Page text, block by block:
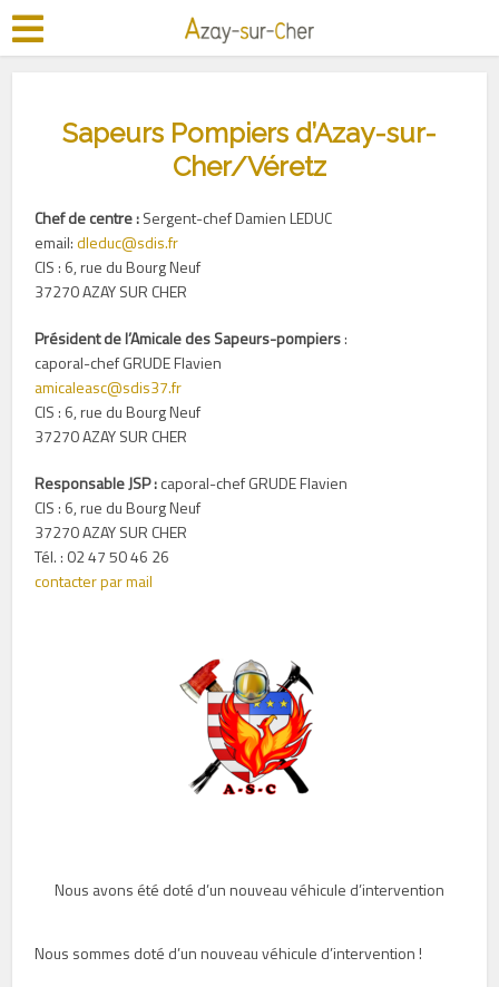
Sapeurs Pompiers d’Azay-sur-
Cher/Véretz
Chef de centre :Sergent-chef Damien LEDUC
email:dleduc@sdis.fr
CIS : 6, rue du Bourg Neuf
37270 AZAY SUR CHER
Président de l’Amicale des Sapeurs-pompiers:
caporal-chef GRUDE Flavien
amicaleasc@sdis37.fr
CIS : 6, rue du Bourg Neuf
37270 AZAY SUR CHER
Responsable JSP :caporal-chef GRUDE Flavien
CIS : 6, rue du Bourg Neuf
37270 AZAY SUR CHER
Tél. : 02 47 50 46 26
contacter par mail
Nous avons été doté d’un nouveau véhicule d’intervention
Nous sommes doté d’un nouveau véhicule d’intervention !